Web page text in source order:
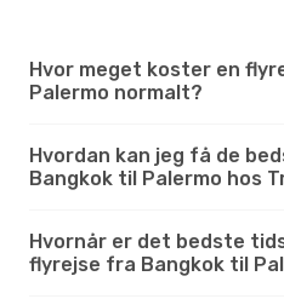
Hvor meget koster en
Palermo normalt?
Hvordan kan jeg få de
Bangkok til Palermo hos
Hvornår er det bedste
flyrejse fra Bangkok til